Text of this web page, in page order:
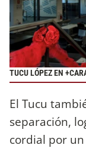
TUCU LÓPEZ EN
El Tucu
separación,
cordial por